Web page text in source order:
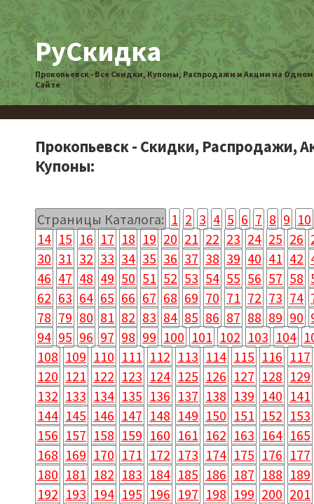
РуСкидка
Прокопьевск - Все Скидки, Купоны, Распродажи и Акции на Одном
Сайте
Прокопьевск - Скидки, Распродажи,
Купоны:
Страницы Каталога: 1 2 3 4 5 6 7 8 9 10
14 15 16 17 18 19 20 21 22 23 24 25 26
30 31 32 33 34 35 36 37 38 39 40 41 42
46 47 48 49 50 51 52 53 54 55 56 57 58
62 63 64 65 66 67 68 69 70 71 72 73 74
78 79 80 81 82 83 84 85 86 87 88 89 90
94 95 96 97 98 99 100 101 102 103 104
108 109 110 111 112 113 114 115 116 117
120 121 122 123 124 125 126 127 128 129
132 133 134 135 136 137 138 139 140 141
144 145 146 147 148 149 150 151 152 153
156 157 158 159 160 161 162 163 164 165
168 169 170 171 172 173 174 175 176 177
180 181 182 183 184 185 186 187 188 189
192 193 194 195 196 197 198 199 200 201